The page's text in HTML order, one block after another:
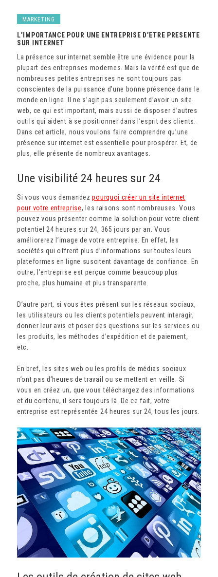
MARKETING
L’IMPORTANCE POUR UNE ENTREPRISE D’ETRE PRESENTE
SUR INTERNET
La présence sur internet semble être une évidence pour la
plupart des entreprises modernes. Mais la vérité est que de
nombreuses petites entreprises ne sont toujours pas
conscientes de la puissance d’une bonne présence dans le
monde en ligne. Il ne s’agit pas seulement d’avoir un site
web, ce qui est important, mais aussi de disposer d’autres
outils qui aident à se positionner dans l’esprit des clients.
Dans cet article, nous voulons faire comprendre qu’une
présence sur internet est essentielle pour prospérer. Et, de
plus, elle présente de nombreux avantages.
Une visibilité 24 heures sur 24
Si vous vous demandezpourquoi créer un site internet
pour votre entreprise, les raisons sont nombreuses. Vous
pouvez vous présenter comme la solution pour votre client
potentiel 24 heures sur 24, 365 jours par an. Vous
améliorerez l’image de votre entreprise. En effet, les
sociétés qui offrent plus d’informations sur toutes leurs
plateformes en ligne suscitent davantage de confiance. En
outre, l’entreprise est perçue comme beaucoup plus
proche, plus humaine et plus transparente.
D’autre part, si vous êtes présent sur les réseaux sociaux,
les utilisateurs ou les clients potentiels peuvent interagir,
donner leur avis et poser des questions sur les services ou
les produits, les méthodes d’expédition et de paiement,
etc.
En bref, les sites web ou les profils de médias sociaux
n’ont pas d’heures de travail ou se mettent en veille. Si
vous en créez un, que vous téléchargez des informations
et du contenu, il sera toujours là. De ce fait, votre
entreprise est représentée 24 heures sur 24, tous les jours.